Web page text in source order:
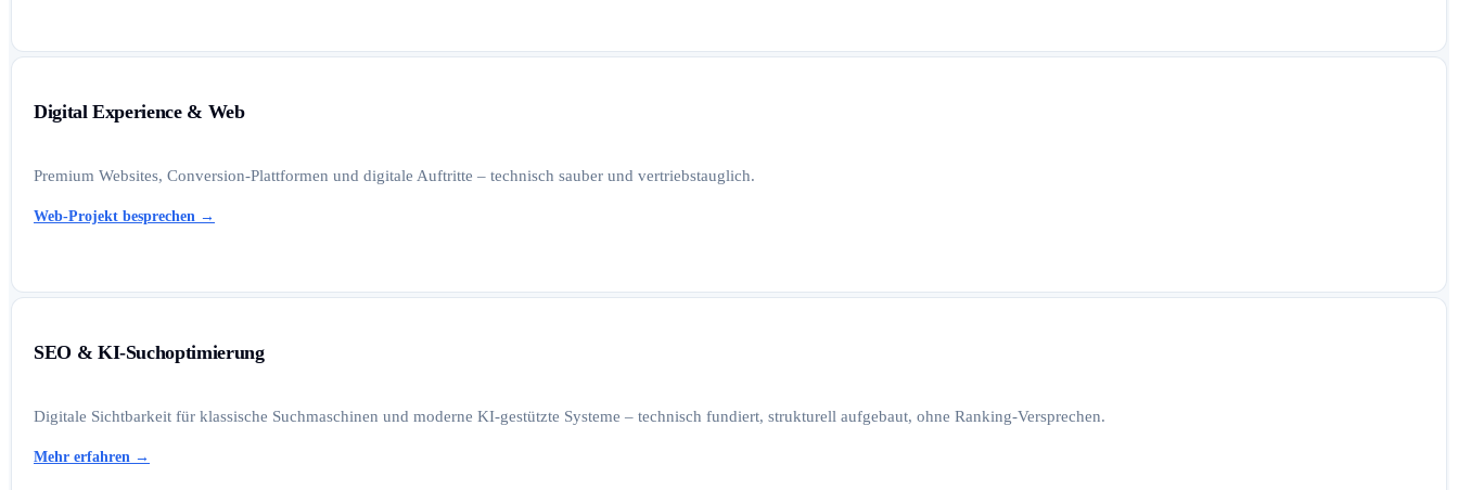
Digital Experience & Web
Premium Websites, Conversion-Plattformen und digitale Auftritte – technisch sauber und vertriebstauglich.
Web-Projekt besprechen →
SEO & KI-Suchoptimierung
Digitale Sichtbarkeit für klassische Suchmaschinen und moderne KI-gestützte Systeme – technisch fundiert, strukturell aufgebaut, ohne Ranking-Versprechen.
Mehr erfahren →